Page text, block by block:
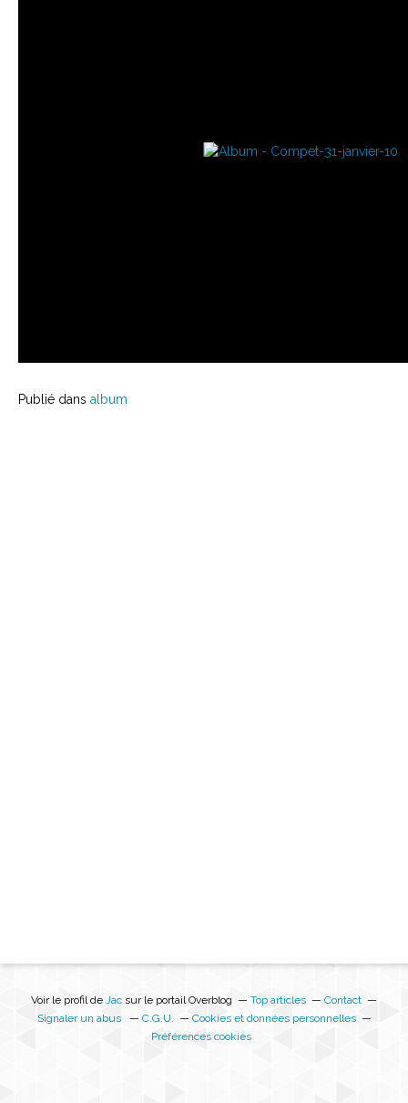
Publié dans album
Voir le profil de Jac sur le portail Overblog Top articles
Contact
Signaler un abus
C.G.U.
Cookies et données personnelles
Préférences cookies